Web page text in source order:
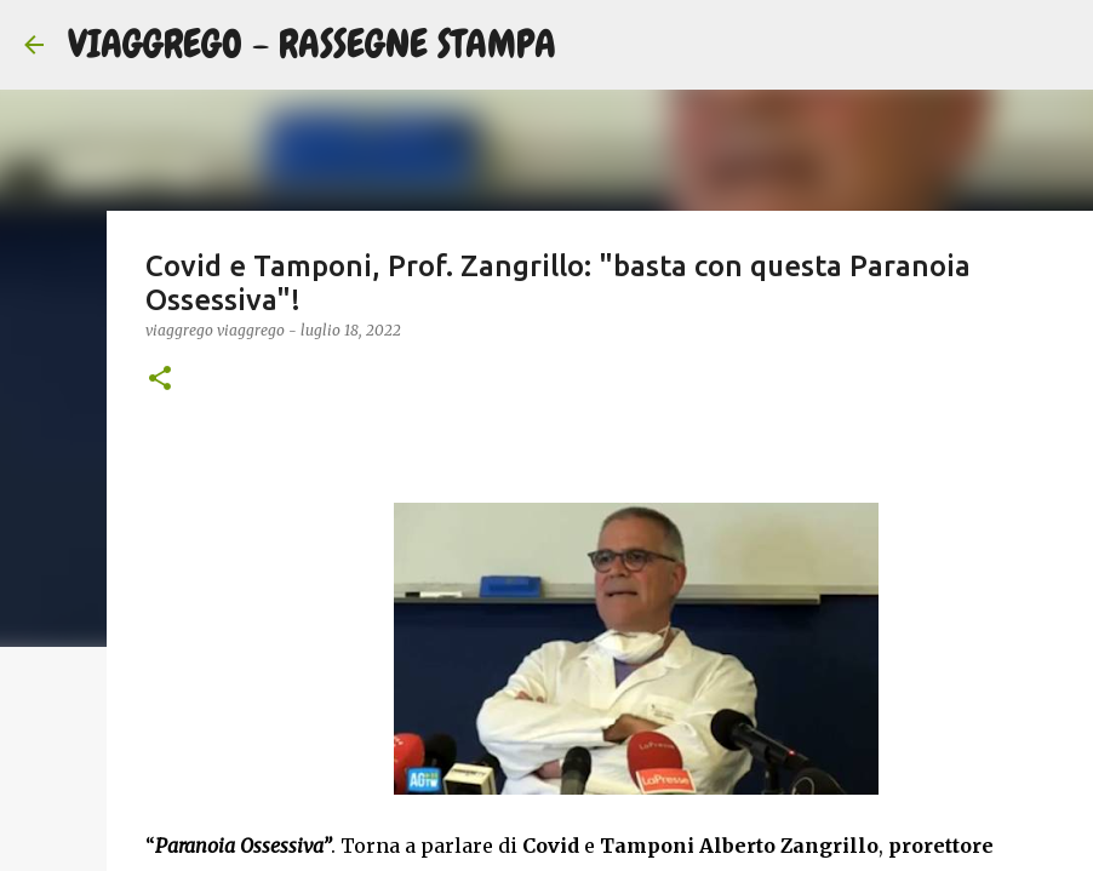
VIAGGREGO - RASSEGNE STAMPA
Covid e Tamponi, Prof. Zangrillo: "basta con questa Paranoia
Ossessiva"!
viaggrego viaggrego - luglio 18, 2022
“Paranoia Ossessiva”. Torna a parlare di Covid e Tamponi Alberto Zangrillo, prorettore